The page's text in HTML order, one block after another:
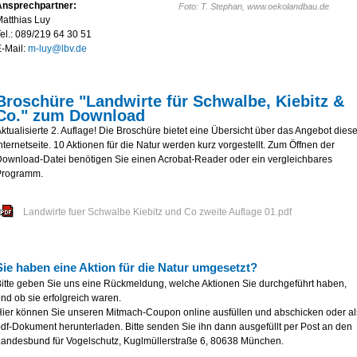
Foto: T. Stephan, www.oekolandbau.de
Luy
089/219 64 30 51
Mail: m-luy@lbv.de
"Landwirte für Schwalbe, Kiebitz &
zum Download
2. Auflage! Die Broschüre bietet eine Übersicht über das Angebot
10 Aktionen für die Natur werden kurz vorgestellt. Zum Öffnen der
Datei benötigen Sie einen Acrobat-Reader oder ein vergleichbares
Landwirte fuer Schwalbe Kiebitz und Co zweite Auflage 01.pdf
haben eine Aktion für die Natur umgesetzt?
geben Sie uns eine Rückmeldung, welche Aktionen Sie durchgeführt haben,
ob sie erfolgreich waren.
können Sie unseren Mitmach-Coupon online ausfüllen und abschicken oder
Dokument herunterladen. Bitte senden Sie ihn dann ausgefüllt per Post an den
für Vogelschutz, Kuglmüllerstraße 6, 80638 München.